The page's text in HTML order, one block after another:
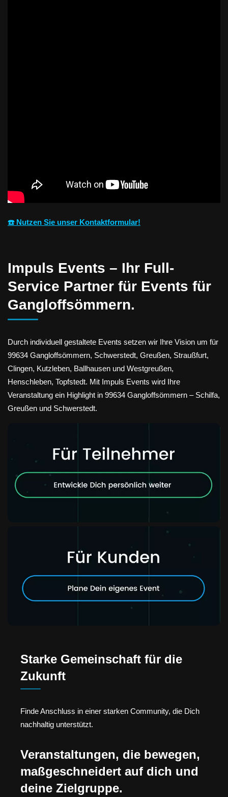
☎️ Nutzen Sie unser Kontaktformular!
Impuls Events – Ihr Full-
Service Partner für Events für
Gangloffsömmern.
Durch individuell gestaltete Events setzen wir Ihre Vision um für
99634 Gangloffsömmern, Schwerstedt, Greußen, Straußfurt,
Clingen, Kutzleben, Ballhausen und Westgreußen,
Henschleben, Topfstedt. Mit Impuls Events wird Ihre
Veranstaltung ein Highlight in 99634 Gangloffsömmern – Schilfa,
Greußen und Schwerstedt.
Starke Gemeinschaft für die
Zukunft
Finde Anschluss in einer starken Community, die Dich
nachhaltig unterstützt.
Veranstaltungen, die bewegen,
maßgeschneidert auf dich und
deine Zielgruppe.